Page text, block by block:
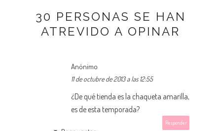
30 PERSONAS SE HAN
ATREVIDO A OPINAR
Anónimo
11 de octubre de 2013 a las 12:55
¿De qué tienda es la chaqueta amarilla,
es de esta temporada?
Responder